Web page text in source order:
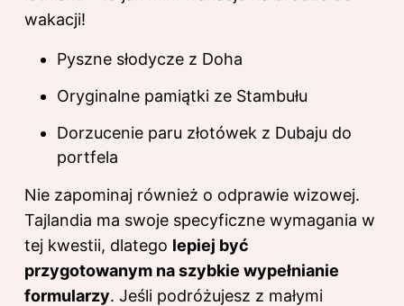
wakacji!
Pyszne słodycze z Doha
Oryginalne pamiątki ze Stambułu
Dorzucenie paru złotówek z Dubaju do
portfela
Nie zapominaj również o odprawie wizowej.
Tajlandia ma swoje specyficzne wymagania w
tej kwestii, dlatego lepiej być
przygotowanym na szybkie wypełnianie
formularzy. Jeśli podróżujesz z małymi